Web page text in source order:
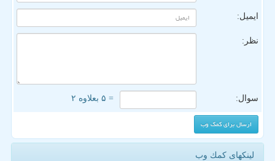
ایمیل:
نظر:
سوال: = ۵ بعلاوه ۲
لینکهای كمك وب